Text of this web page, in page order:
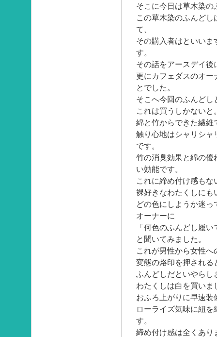
そこに今日は草木染
この草木染のふんど
て、
その購入者はといい
す。
その話をアースデイ後
更にカフェダスのオー
とでした。
そこへ今回のふんどし
これは買うしかないと
綿と竹からできた繊維
触り心地はシャリシャ
です。
竹の消臭効果と綿の優
い効能です。
これに締め付け感もな
裸好きなわたくしにも
どの色にしようか迷っ
オーナーに
「何色のふんどし履
と聞いてみました。
これが男性から女性
変態の烙印を押される
ふんどしだといやらし
わたくしは白を買いま
おふろ上がりに早速装
ローライズ気味に紐
す。
締め付け感は全くあり